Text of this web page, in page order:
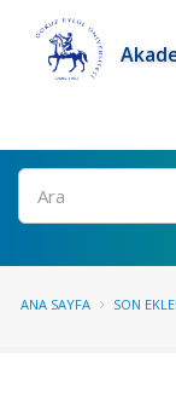
Ara
ANA SAYFA SON